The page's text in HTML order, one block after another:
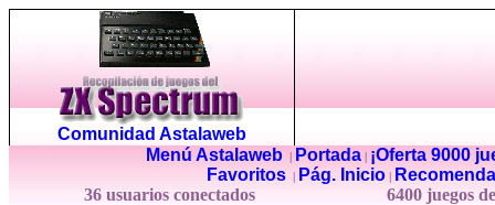
Comunidad Astalaweb
Menú Astalaweb| Portada|
¡Oferta 9000
Favoritos
Pág. Inicio
36 usuarios conectados
6400 juegos